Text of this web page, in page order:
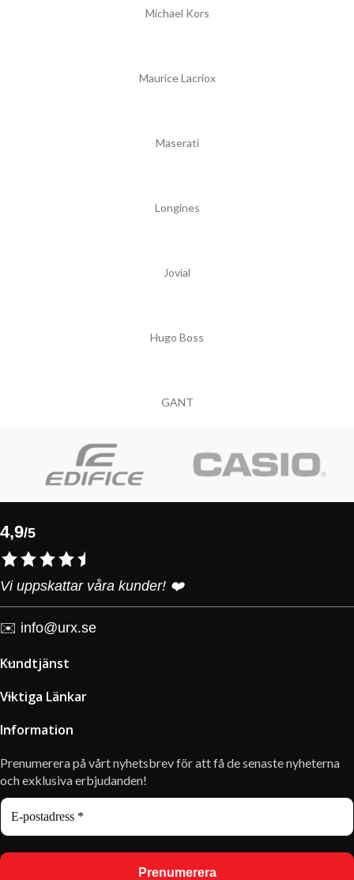
Michael Kors
Maurice Lacriox
Maserati
Longines
Jovial
Hugo Boss
GANT
4,9/5
Vi uppskattar våra kunder! ❤️
✉️ info@urx.se
Kundtjänst
Viktiga Länkar
Information
Prenumerera på vårt nyhetsbrev för att få de senaste nyheterna
och exklusiva erbjudanden!